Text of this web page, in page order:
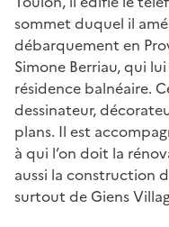
sommet duquel il
débarquement en
Simone Berriau, qui
résidence balnéaire.
dessinateur,
plans. Il est
à qui l’on doit la
aussi la construction
surtout de Giens